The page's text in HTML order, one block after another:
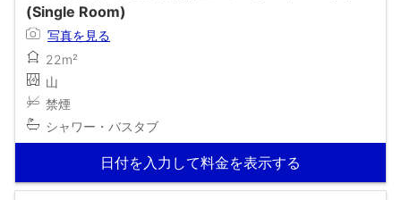
(Single Room)
写真を見る
22m²
山
禁煙
シャワー・バスタブ
日付を入力して料金を表示する